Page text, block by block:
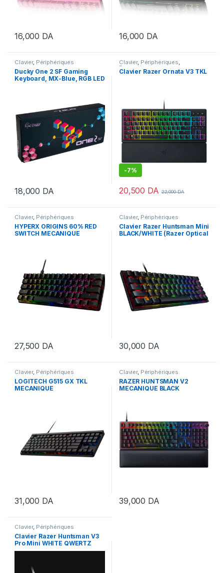
16,000 DA 16,000 DA
Clavier, Périphériques
Ducky One 2 SF Gaming
Keyboard, MX-Blue, RGB LED
18,000 DA
Clavier, Périphériques,
Promotion
Clavier Razer Ornata V3 TKL
-7%
20,500 DA 22,000DA
Clavier, Périphériques
HYPERX ORIGINS 60% RED
SWITCH MECANIQUE
27,500 DA
Clavier, Périphériques
Clavier Razer Huntsman Mini
BLACK/WHITE (Razer Optical
30,000 DA
Clavier, Périphériques
LOGITECH G515 GX TKL
MECANIQUE
31,000 DA
Clavier, Périphériques
RAZER HUNTSMAN V2
MECANIQUE BLACK
39,000 DA
Clavier, Périphériques
Clavier Razer Huntsman V3
Pro Mini WHITE QWERTZ
60%